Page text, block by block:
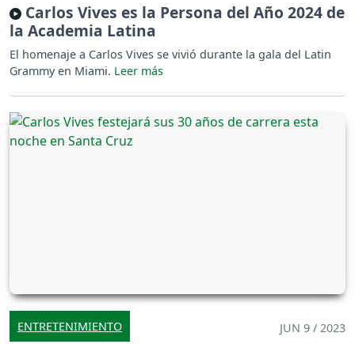
Carlos Vives es la Persona del Año 2024 de
la Academia Latina
El homenaje a Carlos Vives se vivió durante la gala del Latin
Grammy en Miami.
ENTRETENIMIENTO JUN 9 / 2023